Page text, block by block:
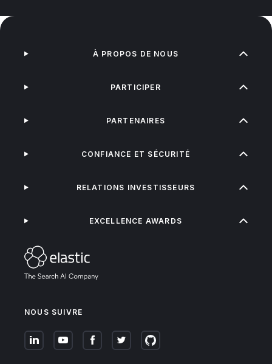
NOUS SUIVRE
À PROPOS DE NOUS
PARTICIPER
PARTENAIRES
CONFIANCE ET SÉCURITÉ
RELATIONS INVESTISSEURS
EXCELLENCE AWARDS